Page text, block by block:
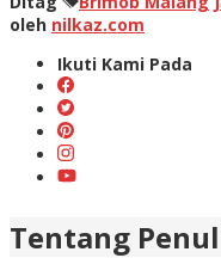
oleh nilkaz.com
Ikuti Kami Pada
Tentang